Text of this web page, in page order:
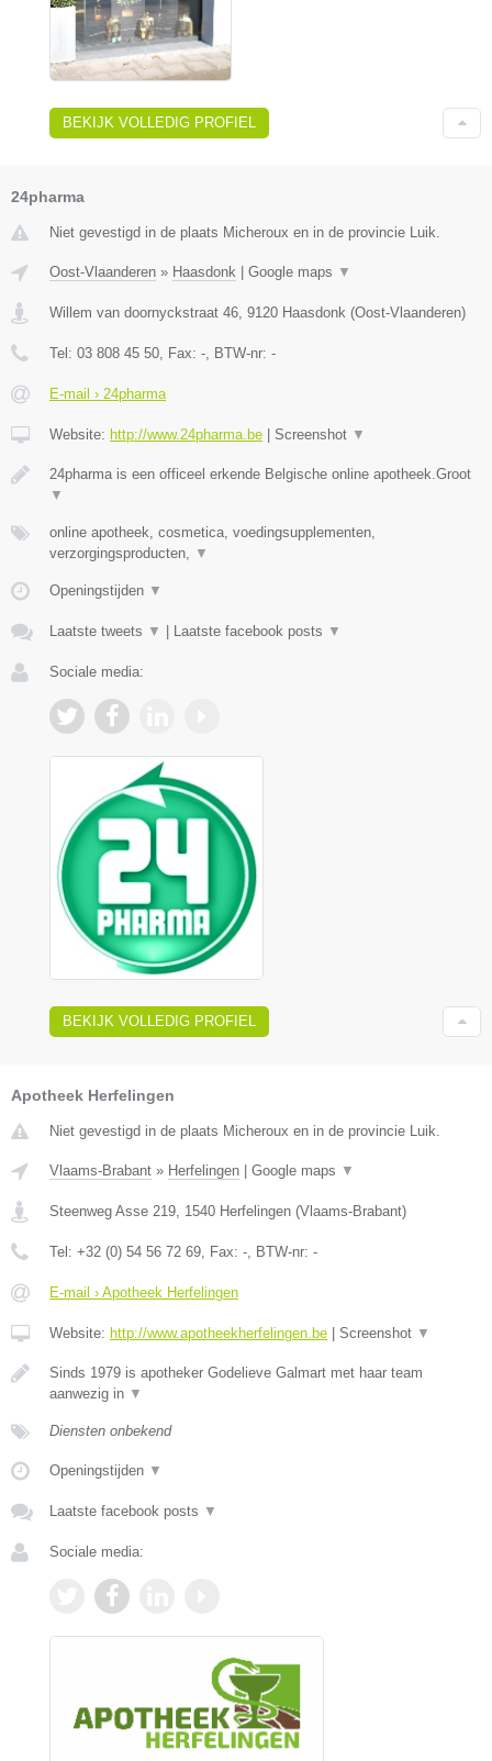
BEKIJK VOLLEDIG PROFIEL
24pharma
Niet gevestigd in de plaats Micheroux en in de provincie Luik.
Oost-Vlaanderen » Haasdonk Google maps ▼
Willem van doornyckstraat 46 9120 Haasdonk (Oost-Vlaanderen)
Tel: 03 808 45 50 , Fax: - , BTW-nr: -
E-mail › 24pharma
Website: http://www.24pharma.be Screenshot ▼
24pharma is een officeel erkende Belgische online apotheek.Groot
▼
online apotheek, cosmetica, voedingsupplementen,
verzorgingsproducten,
▼
Openingstijden ▼
Laatste tweets ▼ Laatste facebook posts ▼
Sociale media:
BEKIJK VOLLEDIG PROFIEL
Apotheek Herfelingen
Niet gevestigd in de plaats Micheroux en in de provincie Luik.
Vlaams-Brabant » Herfelingen Google maps ▼
Steenweg Asse 219 1540 Herfelingen (Vlaams-Brabant)
Tel: +32 (0) 54 56 72 69 , Fax: - , BTW-nr: -
E-mail › Apotheek Herfelingen
Website: http://www.apotheekherfelingen.be Screenshot ▼
Sinds 1979 is apotheker Godelieve Galmart met haar team
aanwezig in ▼
Diensten onbekend
Openingstijden ▼
Laatste facebook posts ▼
Sociale media: